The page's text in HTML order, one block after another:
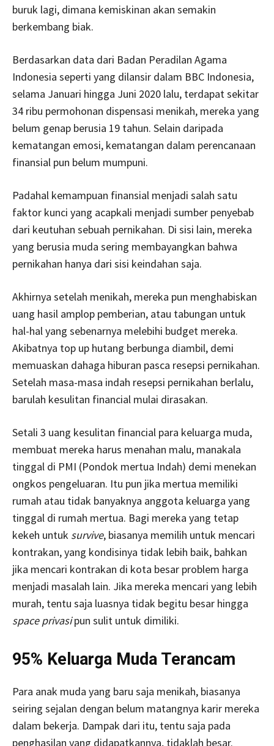
buruk lagi, dimana kemiskinan akan semakin
berkembang biak.
Berdasarkan data dari Badan Peradilan Agama
Indonesia seperti yang dilansir dalam BBC Indonesia,
selama Januari hingga Juni 2020 lalu, terdapat sekitar
34 ribu permohonan dispensasi menikah, mereka yang
belum genap berusia 19 tahun. Selain daripada
kematangan emosi, kematangan dalam perencanaan
finansial pun belum mumpuni.
Padahal kemampuan finansial menjadi salah satu
faktor kunci yang acapkali menjadi sumber penyebab
dari keutuhan sebuah pernikahan. Di sisi lain, mereka
yang berusia muda sering membayangkan bahwa
pernikahan hanya dari sisi keindahan saja.
Akhirnya setelah menikah, mereka pun menghabiskan
uang hasil amplop pemberian, atau tabungan untuk
hal-hal yang sebenarnya melebihi budget mereka.
Akibatnya top up hutang berbunga diambil, demi
memuaskan dahaga hiburan pasca resepsi pernikahan.
Setelah masa-masa indah resepsi pernikahan berlalu,
barulah kesulitan financial mulai dirasakan.
Setali 3 uang kesulitan financial para keluarga muda,
membuat mereka harus menahan malu, manakala
tinggal di PMI (Pondok mertua Indah) demi menekan
ongkos pengeluaran. Itu pun jika mertua memiliki
rumah atau tidak banyaknya anggota keluarga yang
tinggal di rumah mertua. Bagi mereka yang tetap
kekeh untuk survive, biasanya memilih untuk mencari
kontrakan, yang kondisinya tidak lebih baik, bahkan
jika mencari kontrakan di kota besar problem harga
menjadi masalah lain. Jika mereka mencari yang lebih
murah, tentu saja luasnya tidak begitu besar hingga
space privasipun sulit untuk dimiliki.
95% Keluarga Muda Terancam
Para anak muda yang baru saja menikah, biasanya
seiring sejalan dengan belum matangnya karir mereka
dalam bekerja. Dampak dari itu, tentu saja pada
penghasilan yang didapatkannya, tidaklah besar.